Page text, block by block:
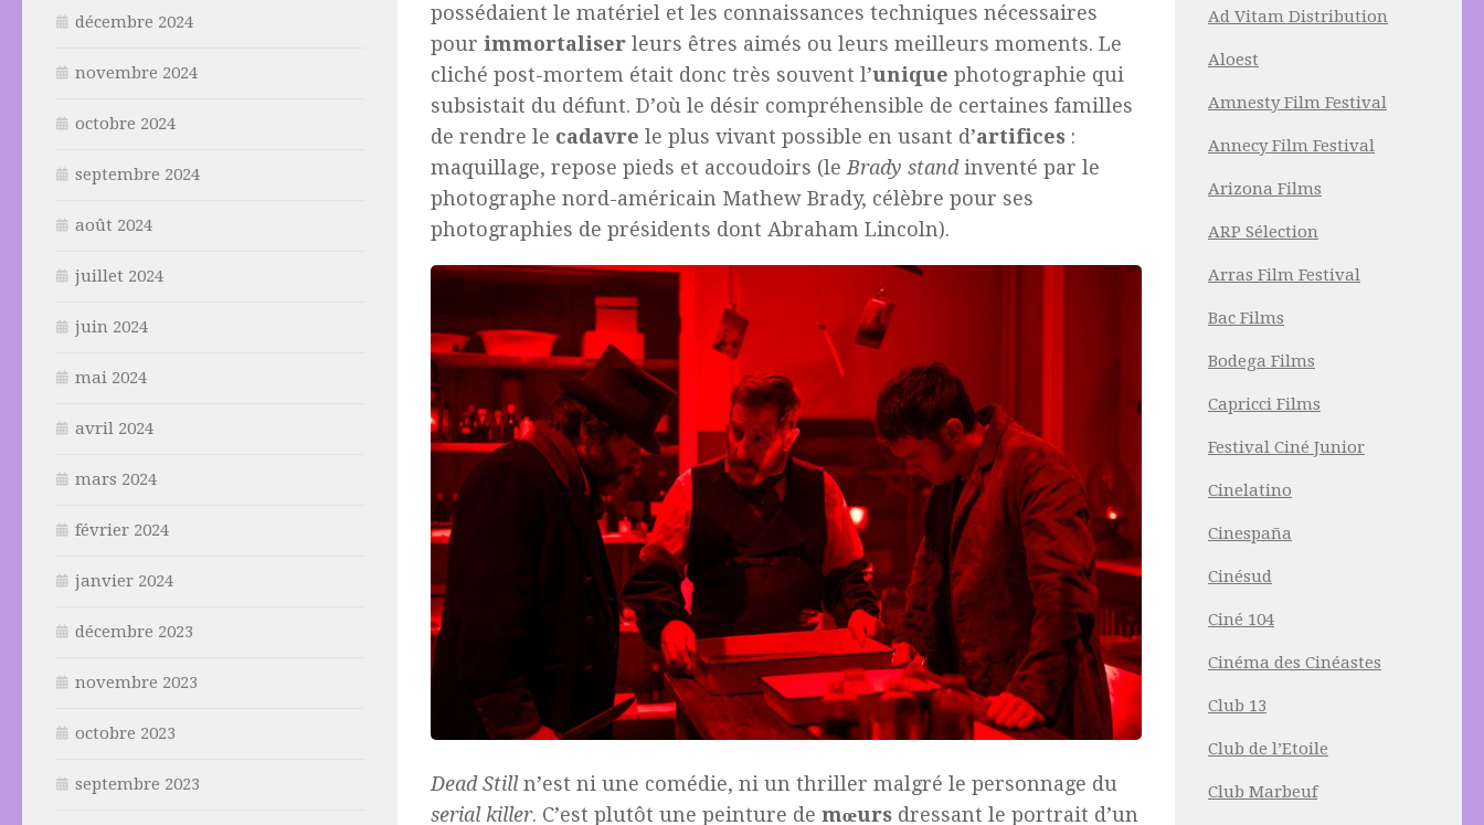
possédaient le matériel et les connaissances techniques nécessaires
pour immortaliser leurs êtres aimés ou leurs meilleurs moments. Le
cliché post-mortem était donc très souvent l’unique photographie qui
subsistait du défunt. D’où le désir compréhensible de certaines familles
de rendre le cadavre le plus vivant possible en usant d’artifices :
maquillage, repose pieds et accoudoirs (le Brady standinventé par le
photographe nord-américain Mathew Brady, célèbre pour ses
photographies de présidents dont Abraham Lincoln).
Dead Stilln’est ni une comédie, ni un thriller malgré le personnage du
serial killer. C’est plutôt une peinture de mœurs dressant le portrait d’un
décembre 2024
novembre 2024
octobre 2024
septembre 2024
août 2024
juillet 2024
juin 2024
mai 2024
avril 2024
mars 2024
février 2024
janvier 2024
décembre 2023
novembre 2023
octobre 2023
septembre 2023
Ad Vitam Distribution
Aloest
Amnesty Film Festival
Annecy Film Festival
Arizona Films
ARP Sélection
Arras Film Festival
Bac Films
Bodega Films
Capricci Films
Festival Ciné Junior
Cinelatino
Cinespaña
Cinésud
Ciné 104
Cinéma des Cinéastes
Club 13
Club de l’Etoile
Club Marbeuf